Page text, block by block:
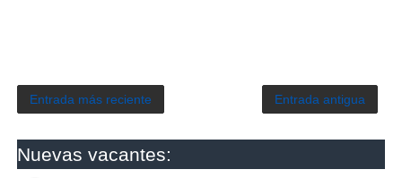
Entrada más reciente Entrada antigua
Nuevas vacantes: